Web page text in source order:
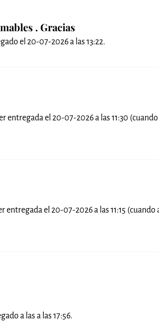
. Gracias
el 20-07-2026 a las 13:22.
entregada el 20-07-2026 a las 11:30
entregada el 20-07-2026 a las 11:15
a las a las 17:56.